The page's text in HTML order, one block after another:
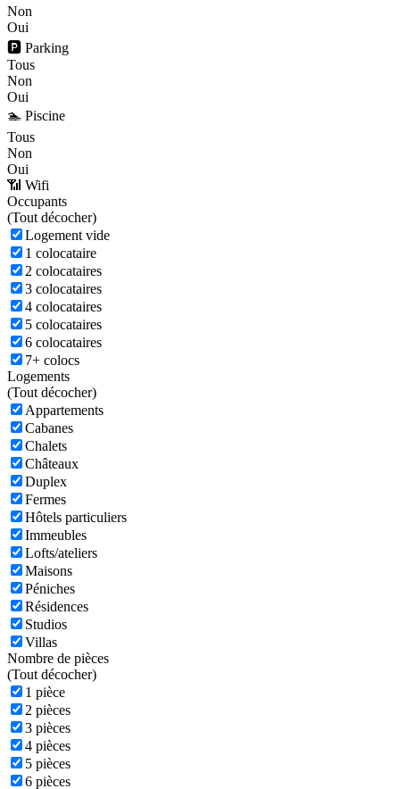
Non
Oui
🅿️ Parking
Tous
Non
Oui
🏊 Piscine
Tous
Non
Oui
📶 Wifi
Occupants
(Tout décocher)
Logement vide
1 colocataire
2 colocataires
3 colocataires
4 colocataires
5 colocataires
6 colocataires
7+ colocs
Logements
(Tout décocher)
Appartements
Cabanes
Chalets
Châteaux
Duplex
Fermes
Hôtels particuliers
Immeubles
Lofts/ateliers
Maisons
Péniches
Résidences
Studios
Villas
Nombre de pièces
(Tout décocher)
1 pièce
2 pièces
3 pièces
4 pièces
5 pièces
6 pièces